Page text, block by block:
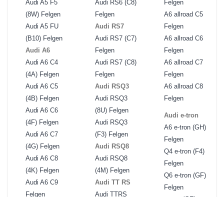
Audi A5 F5
(8W) Felgen
Audi A5 FU
(B10) Felgen
Audi A6
Audi A6 C4
(4A) Felgen
Audi A6 C5
(4B) Felgen
Audi A6 C6
(4F) Felgen
Audi A6 C7
(4G) Felgen
Audi A6 C8
(4K) Felgen
Audi A6 C9
Felgen
Audi RS6 (C8)
Felgen
Audi RS7
Audi RS7 (C7)
Felgen
Audi RS7 (C8)
Felgen
Audi RSQ3
Audi RSQ3
(8U) Felgen
Audi RSQ3
(F3) Felgen
Audi RSQ8
Audi RSQ8
(4M) Felgen
Audi TT RS
Audi TTRS
Felgen
A6 allroad C5
Felgen
A6 allroad C6
Felgen
A6 allroad C7
Felgen
A6 allroad C8
Felgen
Audi e-tron
A6 e-tron (GH)
Felgen
Q4 e-tron (F4)
Felgen
Q6 e-tron (GF)
Felgen